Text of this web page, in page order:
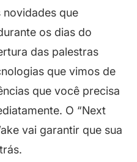
novidades que
os dias do
das palestras
que vimos de
que você precisa
O “Next
vai garantir que sua